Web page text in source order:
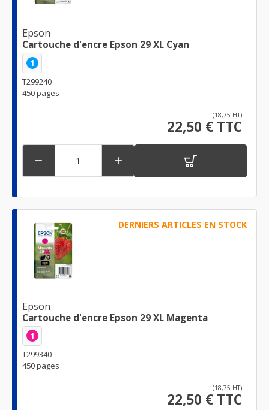
Epson
Cartouche d'encre Epson 29 XL Cyan
1
T299240
450 pages
(18,75 HT)
22,50 € TTC
 
DERNIERS ARTICLES EN STOCK
Epson
Cartouche d'encre Epson 29 XL Magenta
1
T299340
450 pages
(18,75 HT)
22,50 € TTC